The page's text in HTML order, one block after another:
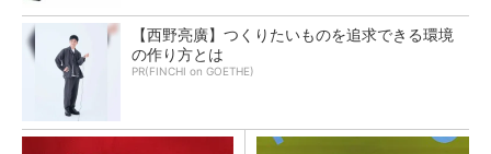
【西野亮廣】つくりたいものを追求できる環境
の作り方とは
PR(FINCHI on GOETHE)